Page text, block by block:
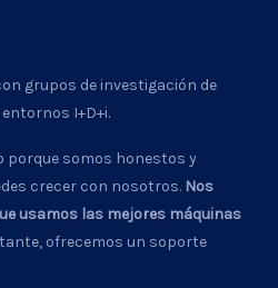
grupos de investigación de
I+D+i.
somos honestos y
crecer con nosotros. Nos
usamos las mejores máquinas
ofrecemos un soporte